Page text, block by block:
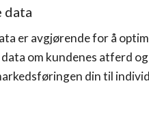
data
er avgjørende for å
data om kundenes atferd
din til